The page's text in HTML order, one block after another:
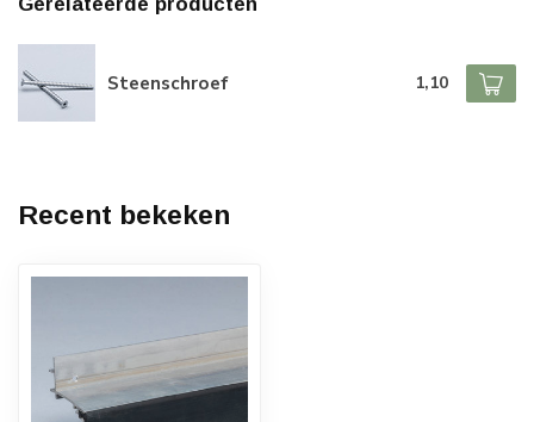
Steenschroef 1,10
Recent bekeken